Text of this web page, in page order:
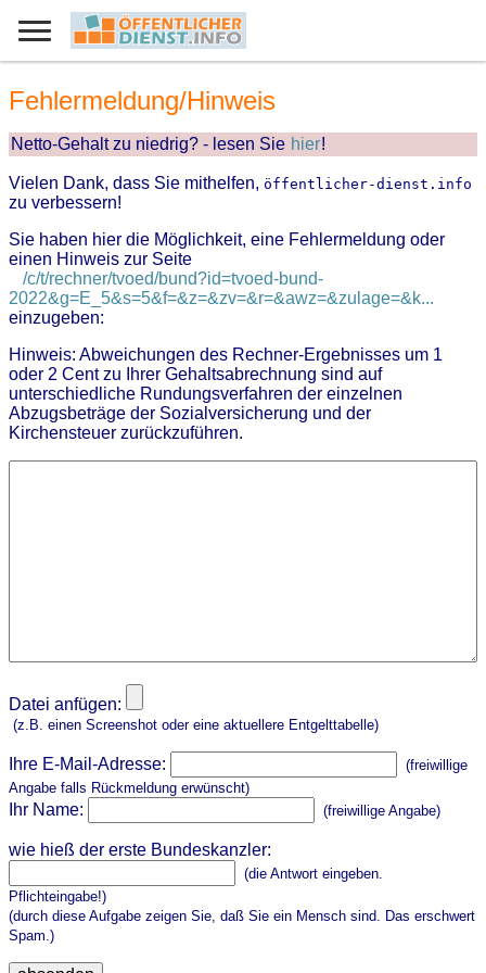
Fehlermeldung/Hinweis
Netto-Gehalt zu niedrig? - lesen Sie hier!
Vielen Dank, dass Sie mithelfen, öffentlicher-dienst.info
zu verbessern!
Sie haben hier die Möglichkeit, eine Fehlermeldung oder
einen Hinweis zur Seite
/c/t/rechner/tvoed/bund?id=tvoed-bund-
2022&g=E_5&s=5&f=&z=&zv=&r=&awz=&zulage=&k...
einzugeben:
Hinweis: Abweichungen des Rechner-Ergebnisses um 1
oder 2 Cent zu Ihrer Gehaltsabrechnung sind auf
unterschiedliche Rundungsverfahren der einzelnen
Abzugsbeträge der Sozialversicherung und der
Kirchensteuer zurückzuführen.
Datei anfügen:
(z.B. einen Screenshot oder eine aktuellere Entgelttabelle)
Ihre E-Mail-Adresse:
(freiwillige
Angabe falls Rückmeldung erwünscht)
Ihr Name: (freiwillige Angabe)
wie hieß der erste Bundeskanzler:
(die Antwort eingeben.
Pflichteingabe!)
(durch diese Aufgabe zeigen Sie, daß Sie ein Mensch sind. Das erschwert
Spam.)